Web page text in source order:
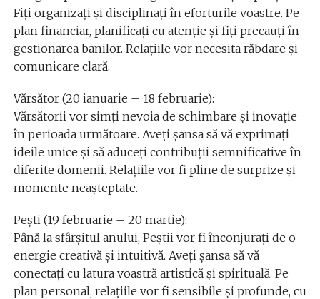
Fiți organizați și disciplinați în eforturile voastre. Pe
plan financiar, planificați cu atenție și fiți precauți în
gestionarea banilor. Relațiile vor necesita răbdare și
comunicare clară.
Vărsător (20 ianuarie – 18 februarie):
Vărsătorii vor simți nevoia de schimbare și inovație
în perioada următoare. Aveți șansa să vă exprimați
ideile unice și să aduceți contribuții semnificative în
diferite domenii. Relațiile vor fi pline de surprize și
momente neașteptate.
Pești (19 februarie – 20 martie):
Până la sfârșitul anului, Peștii vor fi înconjurați de o
energie creativă și intuitivă. Aveți șansa să vă
conectați cu latura voastră artistică și spirituală. Pe
plan personal, relațiile vor fi sensibile și profunde, cu